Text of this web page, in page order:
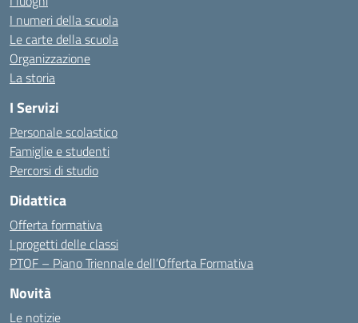
I numeri della scuola
Le carte della scuola
Organizzazione
La storia
I Servizi
Personale scolastico
Famiglie e studenti
Percorsi di studio
Didattica
Offerta formativa
I progetti delle classi
PTOF – Piano Triennale dell’Offerta Formativa
Novità
Le notizie